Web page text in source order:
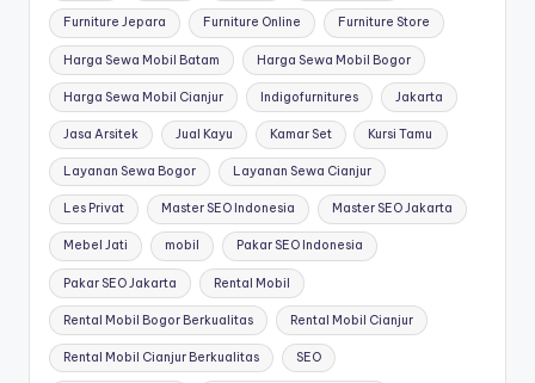
Furniture Jepara Furniture Online Furniture Store
Harga Sewa Mobil Batam Harga Sewa Mobil Bogor
Harga Sewa Mobil Cianjur Indigofurnitures Jakarta
Jasa Arsitek Jual Kayu Kamar Set Kursi Tamu
Layanan Sewa Bogor Layanan Sewa Cianjur
Les Privat Master SEO Indonesia Master SEO Jakarta
Mebel Jati mobil Pakar SEO Indonesia
Pakar SEO Jakarta Rental Mobil
Rental Mobil Bogor Berkualitas Rental Mobil Cianjur
Rental Mobil Cianjur Berkualitas SEO